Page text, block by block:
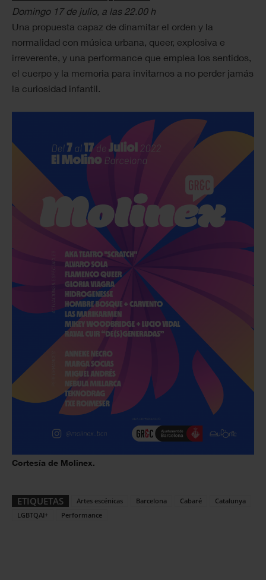
Domingo 17 de julio, a las 22.00 h
Una propuesta capaz de dinamitar el orden y la
normalidad con música urbana, queer, explosiva e
irreverente, y una performance que emplea los sentidos,
el cuerpo y la memoria para invitarnos a no perder jamás
la curiosidad infantil.
Cortesía de Molinex.
ETIQUETAS Artes escénicas Barcelona Cabaré
Catalunya
LGBTQAI+
Performance